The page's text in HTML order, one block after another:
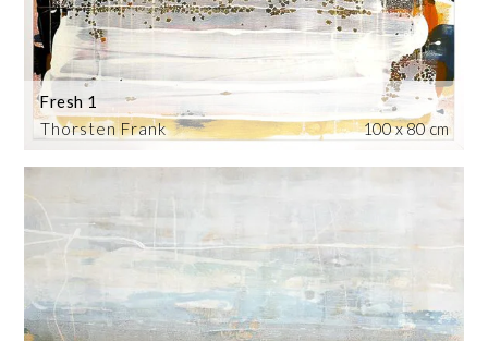
Thorsten Frank
Fresh 1
100 x 80 cm